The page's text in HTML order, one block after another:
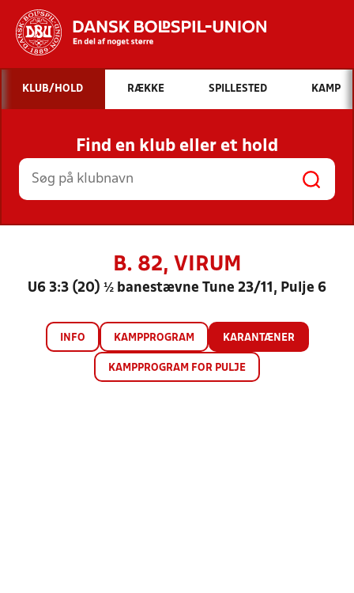
Hvad vil du søge efter?
INDHOLD OG NYHEDER
STILLINGER, RESULTATER, KLUBBER OG
HOLD
KLUB/HOLD RÆKKE SPILLESTED KAMP
Find en klub eller et hold
B. 82, VIRUM
U6 3:3 (20) ½ banestævne Tune 23/11, Pulje 6
INFO KAMPPROGRAM KARANTÆNER
KAMPPROGRAM FOR PULJE